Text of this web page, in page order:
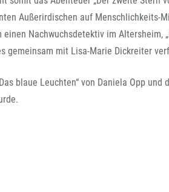
Außerirdischen auf Menschlichkeits-
Nachwuchsdetektiv im Altersheim,
gemeinsam mit Lisa-Marie Dickreiter
blaue Leuchten“ von Daniela Opp und